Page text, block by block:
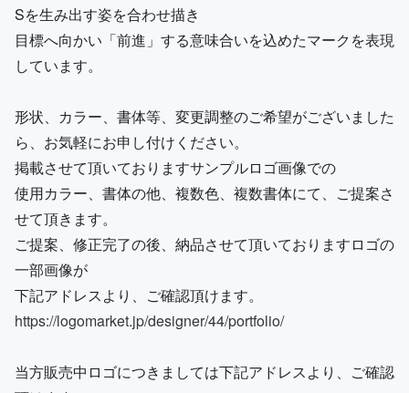
Sを生み出す姿を合わせ描き
目標へ向かい「前進」する意味合いを込めたマークを表現
しています。
形状、カラー、書体等、変更調整のご希望がございました
ら、お気軽にお申し付けください。
掲載させて頂いておりますサンプルロゴ画像での
使用カラー、書体の他、複数色、複数書体にて、ご提案さ
せて頂きます。
ご提案、修正完了の後、納品させて頂いておりますロゴの
一部画像が
下記アドレスより、ご確認頂けます。
https://logomarket.jp/designer/44/portfolio/
当方販売中ロゴにつきましては下記アドレスより、ご確認